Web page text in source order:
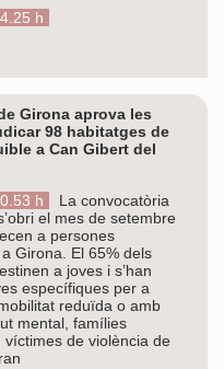
h
Girona aprova les
98 habitatges de
a Can Gibert del
h
La convocatòria
el mes de setembre
a persones
Girona. El 65% dels
a joves i s’han
específiques per a
reduïda o amb
mental, famílies
víctimes de violència de